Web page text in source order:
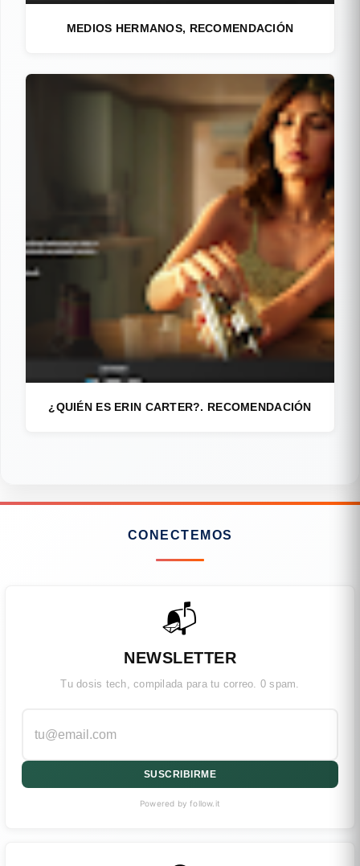
MEDIOS HERMANOS, RECOMENDACIÓN
¿QUIÉN ES ERIN CARTER?. RECOMENDACIÓN
CONECTEMOS
📬
NEWSLETTER
Tu dosis tech, compilada para tu correo. 0 spam.
SUSCRIBIRME
Powered by follow.it